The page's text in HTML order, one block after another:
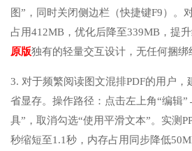
图”，同时关闭侧边栏（快捷键F9）。
占用412MB，优化后降至339MB，提
原版独有的轻量交互设计，无任何捆绑
3. 对于频繁阅读图文混排PDF的用户，
省显存。操作路径：点击左上角“编辑
具”，取消勾选“使用平滑文本”。实测
秒缩短至1.1秒，内存占用同步降低